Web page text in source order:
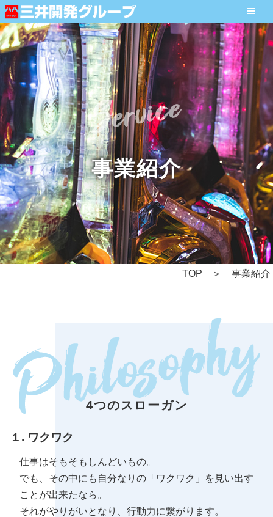
事業紹介
TOP 事業紹介
4つのスローガン
１. ワクワク
仕事はそもそもしんどいもの。
でも、その中にも自分なりの「ワクワク」を見い出す
ことが出来たなら。
それがやりがいとなり、行動力に繋がります。